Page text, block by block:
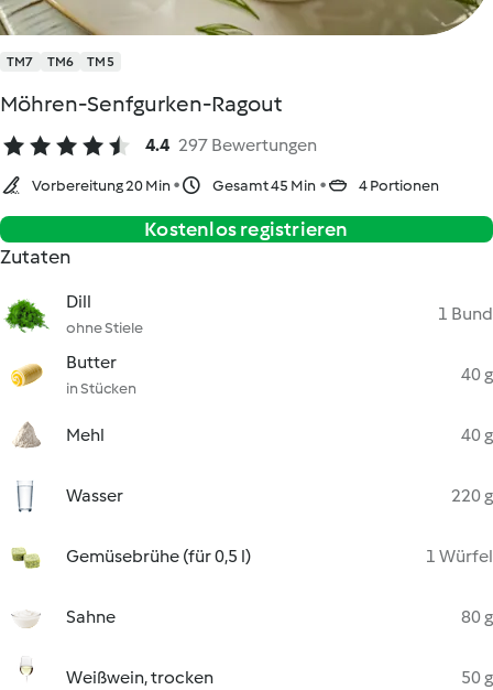
TM7 TM6 TM5
Möhren-Senfgurken-Ragout
4.4 297 Bewertungen
Vorbereitung 20 Min Gesamt 45 Min 4 Portionen
Kostenlos registrieren
Zutaten
Dill
ohne Stiele
1 Bund
Butter
in Stücken
40 g
Mehl 40 g
Wasser 220 g
Gemüsebrühe (für 0,5 l) 1 Würfel
Sahne 80 g
Weißwein, trocken 50 g